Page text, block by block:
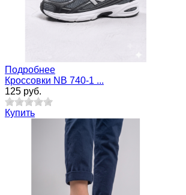
Подробнее
Кроссовки NB 740-1 ...
125 руб.
Купить